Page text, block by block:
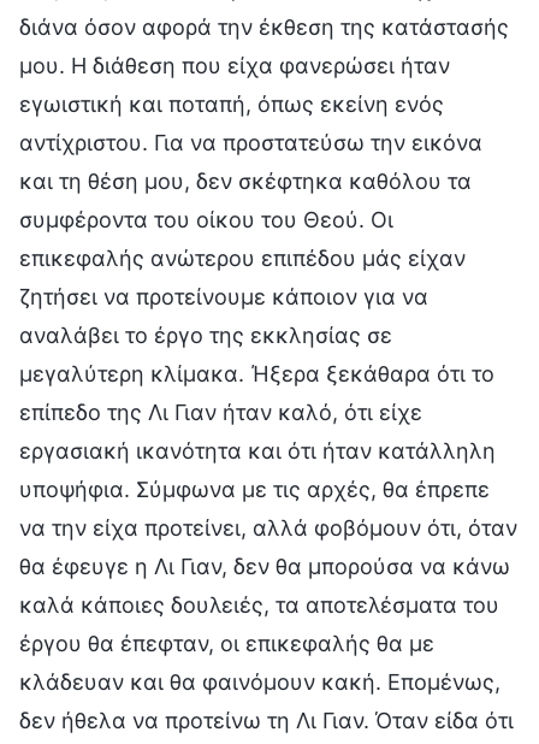
διάνα όσον αφορά την έκθεση της κατάστασής
μου. Η διάθεση που είχα φανερώσει ήταν
εγωιστική και ποταπή, όπως εκείνη ενός
αντίχριστου. Για να προστατεύσω την εικόνα
και τη θέση μου, δεν σκέφτηκα καθόλου τα
συμφέροντα του οίκου του Θεού. Οι
επικεφαλής ανώτερου επιπέδου μάς είχαν
ζητήσει να προτείνουμε κάποιον για να
αναλάβει το έργο της εκκλησίας σε
μεγαλύτερη κλίμακα. Ήξερα ξεκάθαρα ότι το
επίπεδο της Λι Γιαν ήταν καλό, ότι είχε
εργασιακή ικανότητα και ότι ήταν κατάλληλη
υποψήφια. Σύμφωνα με τις αρχές, θα έπρεπε
να την είχα προτείνει, αλλά φοβόμουν ότι, όταν
θα έφευγε η Λι Γιαν, δεν θα μπορούσα να κάνω
καλά κάποιες δουλειές, τα αποτελέσματα του
έργου θα έπεφταν, οι επικεφαλής θα με
κλάδευαν και θα φαινόμουν κακή. Επομένως,
δεν ήθελα να προτείνω τη Λι Γιαν. Όταν είδα ότι